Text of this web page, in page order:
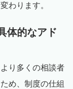
わります。
体的なアド
り多くの相談者
め、制度の仕組